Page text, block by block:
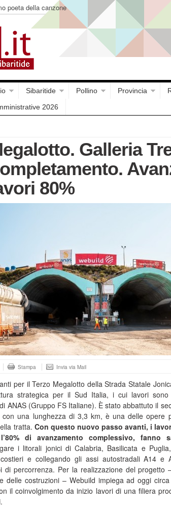
poeta della canzone
Sibaritide Pollino Provincia
2026
Galleria
80%
Stampa Invia via Mail
per il Terzo Megalotto della Strada Statale
strategica per il Sud Italia, i cui lavori
ANAS (Gruppo FS Italiane). È stato abbattuto il
con una lunghezza di 3,3 km, è una delle opere
tratta. Con questo nuovo passo avanti, i
di avanzamento complessivo, fanno
i litorali jonici di Calabria, Basilicata e
e collegando gli assi autostradali A14
di percorrenza. Per la realizzazione del
delle costruzioni – Webuild impiega ad oggi
il coinvolgimento da inizio lavori di una filiera